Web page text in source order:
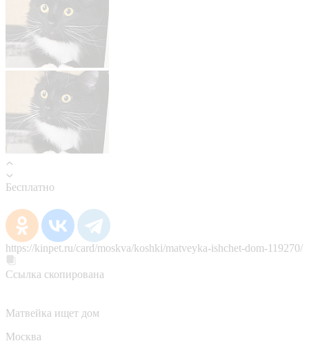
Бесплатно
https://kinpet.ru/card/moskva/koshki/matveyka-ishchet-dom-119270/
Ссылка скопирована
Матвейка ищет дом
Москва